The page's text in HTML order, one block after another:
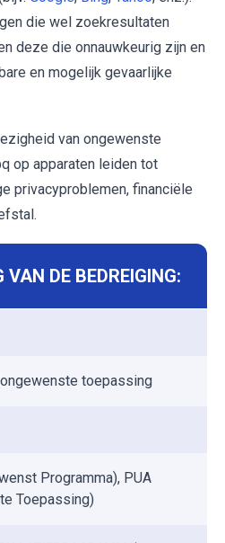
die wel zoekresultaten
deze die onnauwkeurig zijn en
en mogelijk gevaarlijke
van ongewenste
op apparaten leiden tot
privacyproblemen, financiële
DE BEDREIGING:
toepassing
Programma), PUA
Toepassing)